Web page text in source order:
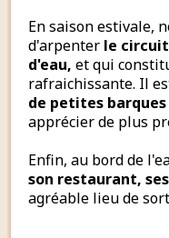
En saison estivale,
d'arpenter le
d'eau, et qui
rafraichissante. Il
de petites barques
apprécier de plus
Enfin, au bord de
son restaurant,
agréable lieu de